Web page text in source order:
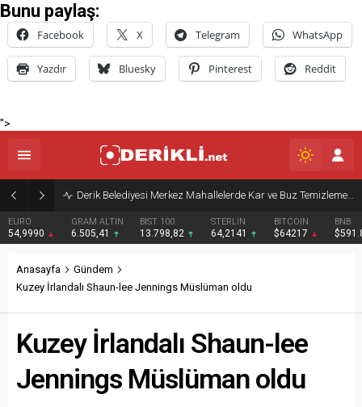
Bunu paylaş:
Facebook X Telegram WhatsApp
Yazdır Bluesky Pinterest Reddit
">
Derik Belediyesi Merkez Mahallelerde Kar ve Buz Temizleme Çalışmalarını Sürdürüyor
EURO
54,9990
GRAM ALTIN
6.505,41
BIST 100
13.798,82
STERLİN
64,2141
BITCOIN
$64217
BNB
Anasayfa
Gündem
Kuzey İrlandalı Shaun-lee Jennings Müslüman oldu
Kuzey İrlandalı Shaun-lee
Jennings Müslüman oldu